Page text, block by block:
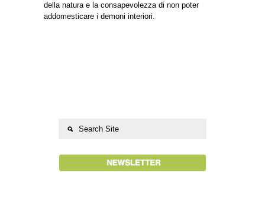
della natura e la consapevolezza di non poter
addomesticare i demoni interiori.